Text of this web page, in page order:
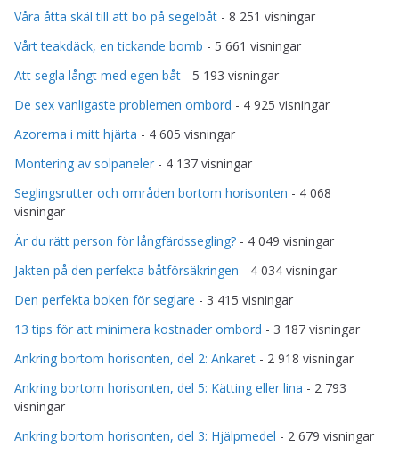
Våra åtta skäl till att bo på segelbåt - 8 251 visningar
Vårt teakdäck, en tickande bomb - 5 661 visningar
Att segla långt med egen båt - 5 193 visningar
De sex vanligaste problemen ombord - 4 925 visningar
Azorerna i mitt hjärta - 4 605 visningar
Montering av solpaneler - 4 137 visningar
Seglingsrutter och områden bortom horisonten - 4 068
visningar
Är du rätt person för långfärdssegling? - 4 049 visningar
Jakten på den perfekta båtförsäkringen - 4 034 visningar
Den perfekta boken för seglare - 3 415 visningar
13 tips för att minimera kostnader ombord - 3 187 visningar
Ankring bortom horisonten, del 2: Ankaret - 2 918 visningar
Ankring bortom horisonten, del 5: Kätting eller lina - 2 793
visningar
Ankring bortom horisonten, del 3: Hjälpmedel - 2 679 visningar